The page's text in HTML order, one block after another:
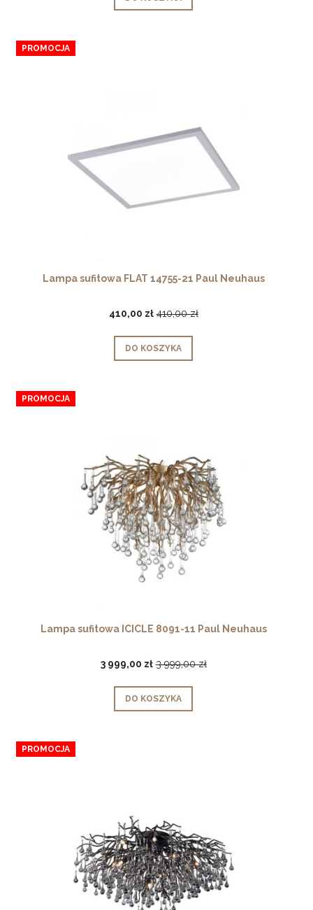
Lampa sufitowa FLAT 14755-21 Paul Neuhaus
410,00 zł 410,00 zł
DO KOSZYKA
PROMOCJA
Lampa sufitowa ICICLE 8091-11 Paul Neuhaus
3 999,00 zł 3 999,00 zł
DO KOSZYKA
PROMOCJA
PROMOCJA